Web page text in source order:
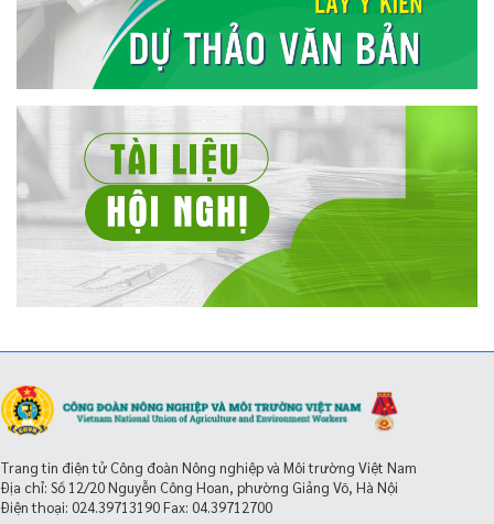
Trang tin điện tử Công đoàn Nông nghiệp và Môi trường Việt Nam
Địa chỉ: Số 12/20 Nguyễn Công Hoan, phường Giảng Võ, Hà Nội
Điện thoại: 024.39713190Fax: 04.39712700